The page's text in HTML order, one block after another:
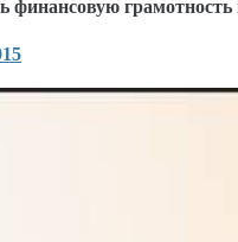
финансовую